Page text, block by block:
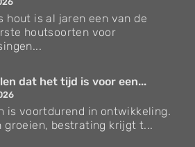
hout is al jaren een van de
houtsoorten voor
dat het tijd is voor een...
is voortdurend in ontwikkeling.
groeien, bestrating krijgt t...